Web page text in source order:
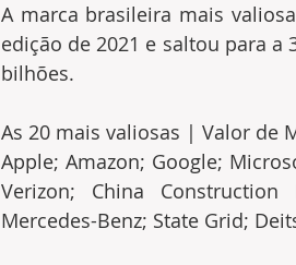
A marca brasileira mais
edição de 2021 e saltou para a
bilhões.
As 20 mais valiosas | Valor de
Apple; Amazon; Google;
Verizon; China
Mercedes-Benz; State Grid;